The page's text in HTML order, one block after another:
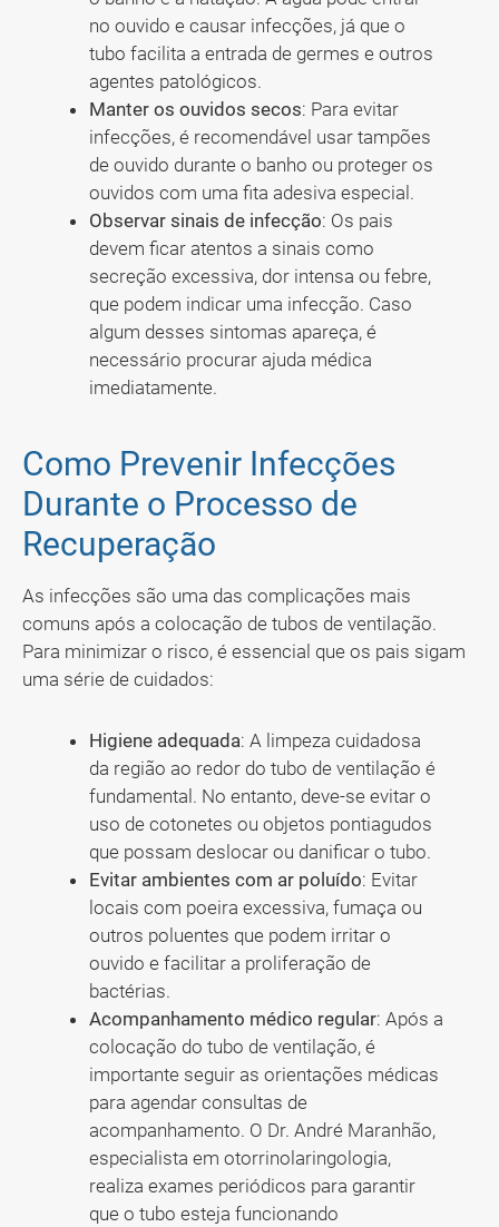
no ouvido e causar infecções, já que o
tubo facilita a entrada de germes e outros
agentes patológicos.
Manter os ouvidos secos: Para evitar
infecções, é recomendável usar tampões
de ouvido durante o banho ou proteger os
ouvidos com uma fita adesiva especial.
Observar sinais de infecção: Os pais
devem ficar atentos a sinais como
secreção excessiva, dor intensa ou febre,
que podem indicar uma infecção. Caso
algum desses sintomas apareça, é
necessário procurar ajuda médica
imediatamente.
Como Prevenir Infecções
Durante o Processo de
Recuperação
As infecções são uma das complicações mais
comuns após a colocação de tubos de ventilação.
Para minimizar o risco, é essencial que os pais sigam
uma série de cuidados:
Higiene adequada: A limpeza cuidadosa
da região ao redor do tubo de ventilação é
fundamental. No entanto, deve-se evitar o
uso de cotonetes ou objetos pontiagudos
que possam deslocar ou danificar o tubo.
Evitar ambientes com ar poluído: Evitar
locais com poeira excessiva, fumaça ou
outros poluentes que podem irritar o
ouvido e facilitar a proliferação de
bactérias.
Acompanhamento médico regular: Após a
colocação do tubo de ventilação, é
importante seguir as orientações médicas
para agendar consultas de
acompanhamento. O Dr. André Maranhão,
especialista em otorrinolaringologia,
realiza exames periódicos para garantir
que o tubo esteja funcionando